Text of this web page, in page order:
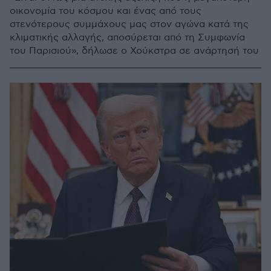
οικονομία του κόσμου και ένας από τους
στενότερους συμμάχους μας στον αγώνα κατά της
κλιματικής αλλαγής, αποσύρεται από τη Συμφωνία
του Παρισιού», δήλωσε ο Χούκστρα σε ανάρτησή του